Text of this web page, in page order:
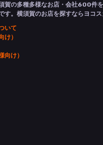
賀の多種多様なお店・会社600件
す。横須賀のお店を探すならヨコス
いて
け）
向け）